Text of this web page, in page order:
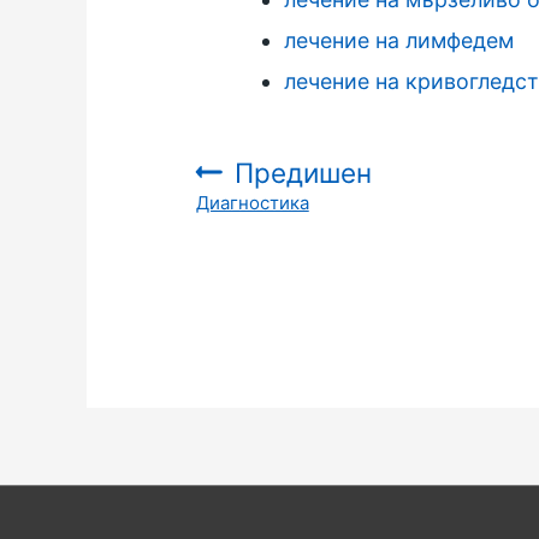
лечение на лимфедем
лечение на
Предишен
:
Диагностика